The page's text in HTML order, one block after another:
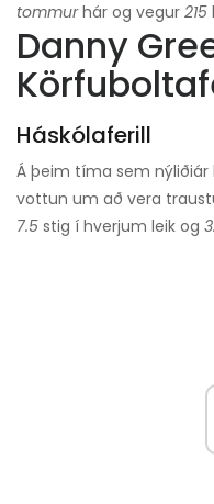
tommurhár og vegur 215
Danny
Háskólaferill
Á þeim tíma sem nýliðiár
vottun um að vera
7.5 stig í hverjum leik og